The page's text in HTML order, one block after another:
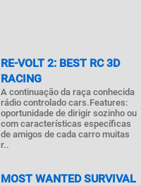
RE-VOLT 2: BEST RC 3D
RACING
A continuação da raça conhecida
rádio controlado cars.Features:
oportunidade de dirigir sozinho ou
com características específicas
de amigos de cada carro muitas
r..
MOST WANTED SURVIVAL